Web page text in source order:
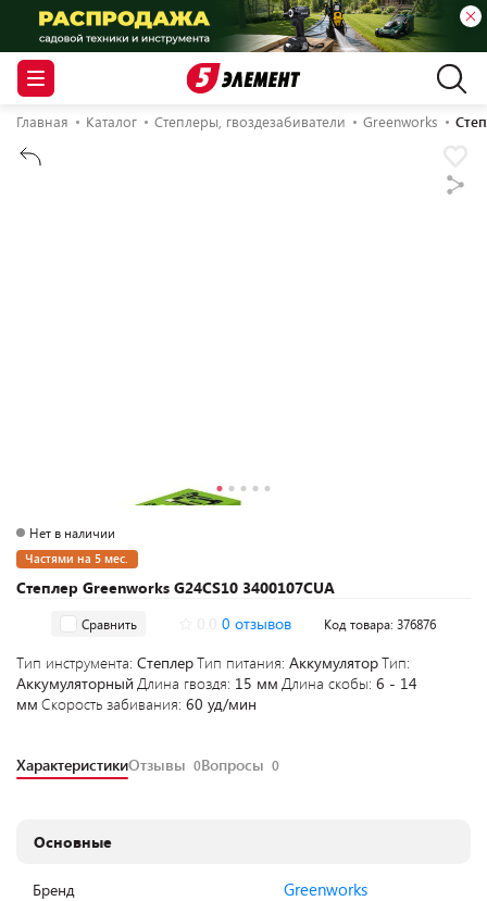
Главная Каталог Степлеры, гвоздезабиватели Greenworks
Степлер Greenworks G24CS10 3400107CUA
Нет в наличии
Частями на 5 мес.
Сравнить 0 отзывов Код товара: 376876
Тип инструмента: СтеплерТип питания: АккумуляторТип:
Аккумуляторный Длина гвоздя: 15 мм Длина скобы: 6 - 14
мм Скорость забивания: 60 уд/мин
ХарактеристикиОтзывы 0Вопросы 0
Основные
Бренд Greenworks